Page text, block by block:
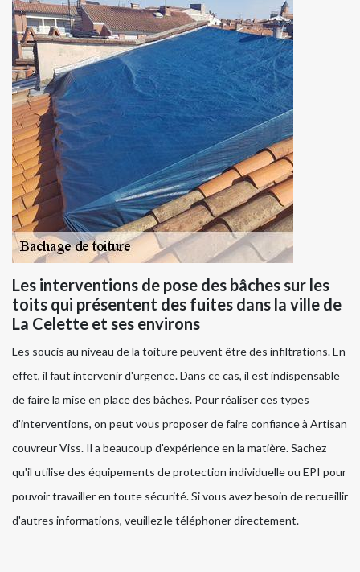
Les interventions de pose des bâches sur les
toits qui présentent des fuites dans la ville de
La Celette et ses environs
Les soucis au niveau de la toiture peuvent être des infiltrations. En
effet, il faut intervenir d'urgence. Dans ce cas, il est indispensable
de faire la mise en place des bâches. Pour réaliser ces types
d'interventions, on peut vous proposer de faire confiance à Artisan
couvreur Viss. Il a beaucoup d'expérience en la matière. Sachez
qu'il utilise des équipements de protection individuelle ou EPI pour
pouvoir travailler en toute sécurité. Si vous avez besoin de recueillir
d'autres informations, veuillez le téléphoner directement.